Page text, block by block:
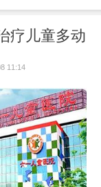
疗儿童多动
11:14